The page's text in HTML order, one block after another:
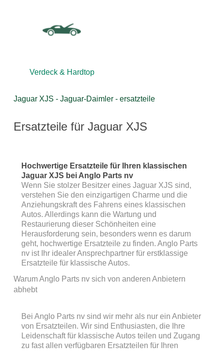
Verdeck & Hardtop
Jaguar XJS - Jaguar-Daimler - ersatzteile
Ersatzteile für Jaguar XJS
Hochwertige Ersatzteile für Ihren klassischen
Jaguar XJS bei Anglo Parts nv
Wenn Sie stolzer Besitzer eines Jaguar XJS sind,
verstehen Sie den einzigartigen Charme und die
Anziehungskraft des Fahrens eines klassischen
Autos. Allerdings kann die Wartung und
Restaurierung dieser Schönheiten eine
Herausforderung sein, besonders wenn es darum
geht, hochwertige Ersatzteile zu finden. Anglo Parts
nv ist Ihr idealer Ansprechpartner für erstklassige
Ersatzteile für klassische Autos.
Warum Anglo Parts nv sich von anderen Anbietern
abhebt
Bei Anglo Parts nv sind wir mehr als nur ein Anbieter
von Ersatzteilen. Wir sind Enthusiasten, die Ihre
Leidenschaft für klassische Autos teilen und Zugang
zu fast allen verfügbaren Ersatzteilen für Ihren